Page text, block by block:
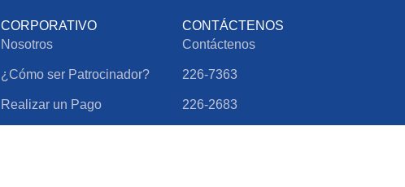
CORPORATIVO
Nosotros
¿Cómo ser Patrocinador?
Realizar un Pago
CONTÁCTENOS
Contáctenos
226-7363
226-2683